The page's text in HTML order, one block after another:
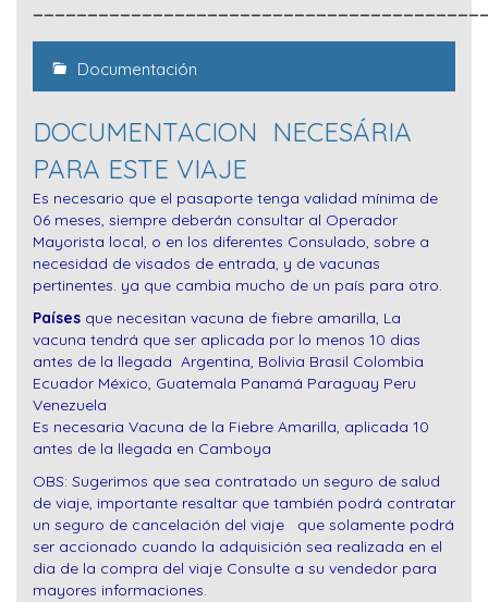
Documentación
DOCUMENTACION NECESÁRIA
PARA ESTE VIAJE
Es necesario que el pasaporte tenga validad mínima de
06 meses, siempre deberán consultar al Operador
Mayorista local, o en los diferentes Consulado, sobre a
necesidad de visados de entrada, y de vacunas
pertinentes. ya que cambia mucho de un país para otro.
Países que necesitan vacuna de fiebre amarilla, La
vacuna tendrá que ser aplicada por lo menos 10 dias
antes de la llegada Argentina, Bolivia Brasil Colombia
Ecuador México, Guatemala Panamá Paraguay Peru
Venezuela
Es necesaria Vacuna de la Fiebre Amarilla, aplicada 10
antes de la llegada en Camboya
OBS: Sugerimos que sea contratado un seguro de salud
de viaje, importante resaltar que también podrá contratar
un seguro de cancelación del viaje que solamente podrá
ser accionado cuando la adquisición sea realizada en el
dia de la compra del viaje Consulte a su vendedor para
mayores informaciones.